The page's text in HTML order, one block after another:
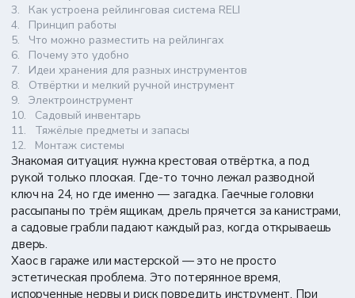
Знакомая ситуация: нужна крестовая отвёртка, а под
рукой только плоская. Где-то точно лежал разводной
ключ на 24, но где именно — загадка. Гаечные головки
рассыпаны по трём ящикам, дрель прячется за канистрами,
а садовые грабли падают каждый раз, когда открываешь
дверь.
Хаос в гараже или мастерской — это не просто
эстетическая проблема. Это потерянное время,
испорченные нервы и риск повредить инструмент. При
Как устроена рейлинговая система RELI
Принцип работы
Что можно разместить на рейлингах
Почему это удобно
Идеи хранения для разных инструментов
Отвёртки и мелкий ручной инструмент
Электроинструмент
Садовый инвентарь
Тяжёлые предметы и запасы
Монтаж системы